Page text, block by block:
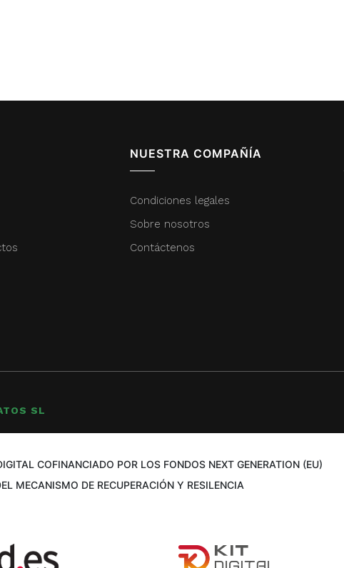
NUESTRA COMPAÑÍA
Condiciones legales
Sobre nosotros
Contáctenos
SL
COFINANCIADO POR LOS FONDOS NEXT GENERATION (EU)
MECANISMO DE RECUPERACIÓN Y RESILENCIA